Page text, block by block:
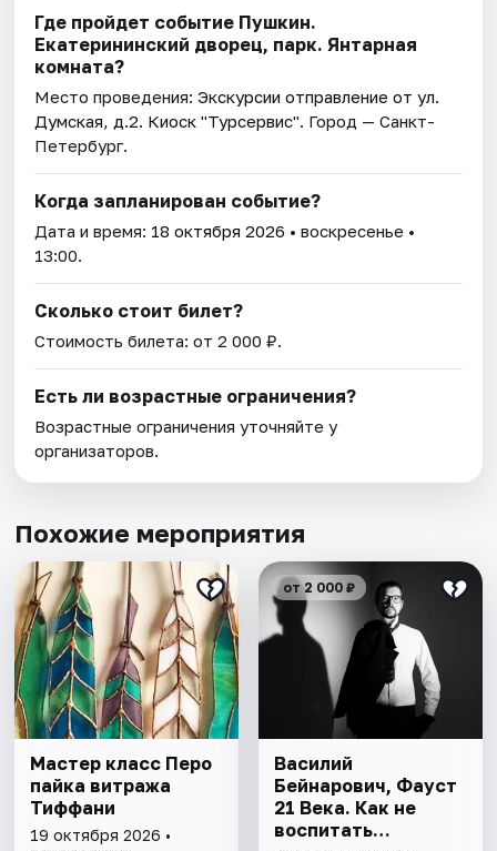
Где пройдет событие Пушкин.
Екатерининский дворец, парк. Янтарная
комната?
Место проведения:Экскурсии отправление от ул.
Думская, д.2. Киоск "Турсервис". Город — Санкт-
Петербург.
Когда запланирован событие?
Дата и время: 18 октября 2026 • воскресенье •
13:00.
Сколько стоит билет?
Стоимость билета: от 2 000 ₽.
Есть ли возрастные ограничения?
Возрастные ограничения уточняйте у
организаторов.
Похожие мероприятия
Мастер класс Перо
пайка витража
Тиффани
19 октября 2026 •
от 2 000 ₽
Василий
Бейнарович, Фауст
21 Века. Как не
воспитать